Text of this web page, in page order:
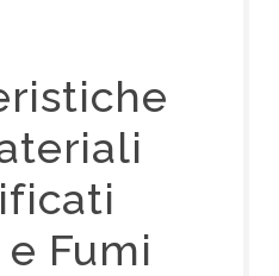
Fumi